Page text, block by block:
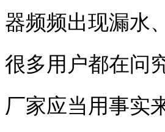
器频频出现漏水
很多用户都在问
厂家应当用事实